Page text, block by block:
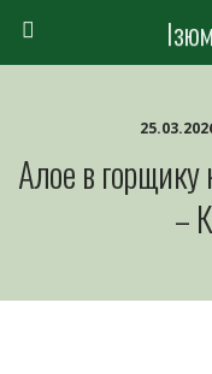
Алое в горщику
–